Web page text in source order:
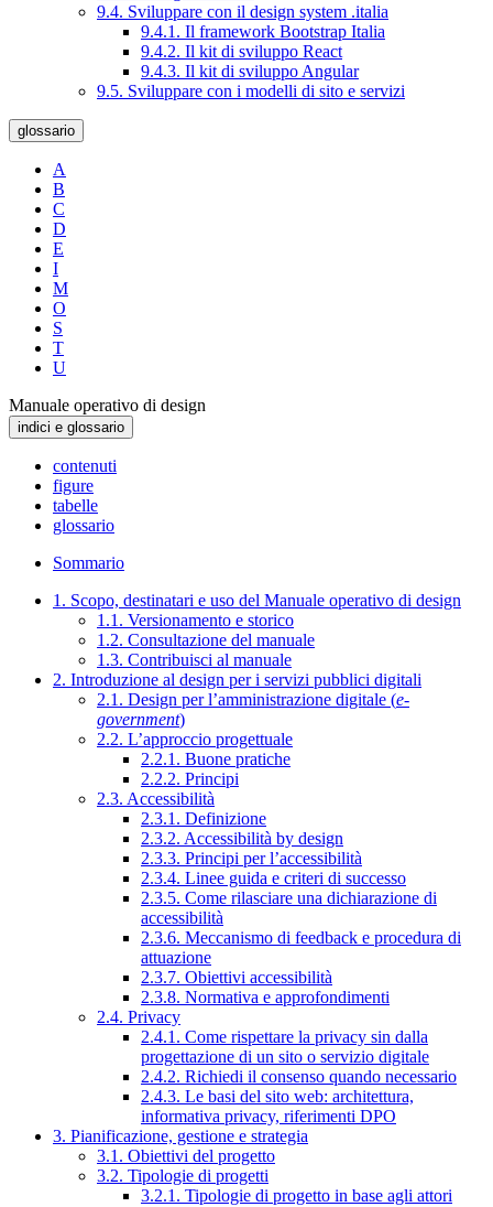
9.4. Sviluppare con il design system .italia
9.4.1. Il framework Bootstrap Italia
9.4.2. Il kit di sviluppo React
9.4.3. Il kit di sviluppo Angular
9.5. Sviluppare con i modelli di sito e servizi
glossario
A
B
C
D
E
I
M
O
S
T
U
Manuale operativo di design
indici e glossario
contenuti
figure
tabelle
glossario
Sommario
1. Scopo, destinatari e uso del Manuale operativo di design
1.1. Versionamento e storico
1.2. Consultazione del manuale
1.3. Contribuisci al manuale
2. Introduzione al design per i servizi pubblici digitali
2.1. Design per l’amministrazione digitale (e-
government)
2.2. L’approccio progettuale
2.2.1. Buone pratiche
2.2.2. Principi
2.3. Accessibilità
2.3.1. Definizione
2.3.2. Accessibilità by design
2.3.3. Principi per l’accessibilità
2.3.4. Linee guida e criteri di successo
2.3.5. Come rilasciare una dichiarazione di
accessibilità
2.3.6. Meccanismo di feedback e procedura di
attuazione
2.3.7. Obiettivi accessibilità
2.3.8. Normativa e approfondimenti
2.4. Privacy
2.4.1. Come rispettare la privacy sin dalla
progettazione di un sito o servizio digitale
2.4.2. Richiedi il consenso quando necessario
2.4.3. Le basi del sito web: architettura,
informativa privacy, riferimenti DPO
3. Pianificazione, gestione e strategia
3.1. Obiettivi del progetto
3.2. Tipologie di progetti
3.2.1. Tipologie di progetto in base agli attori